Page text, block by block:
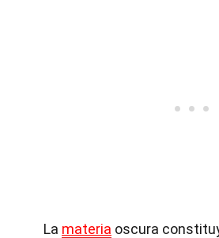
La materia oscura